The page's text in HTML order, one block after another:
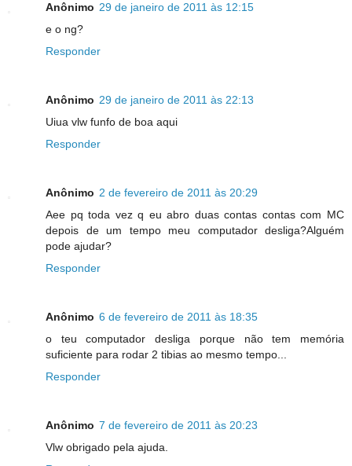
Anônimo 29 de janeiro de 2011 às 12:15
e o ng?
Responder
Anônimo 29 de janeiro de 2011 às 22:13
Uiua vlw funfo de boa aqui
Responder
Anônimo 2 de fevereiro de 2011 às 20:29
Aee pq toda vez q eu abro duas contas contas com MC
depois de um tempo meu computador desliga?Alguém
pode ajudar?
Responder
Anônimo 6 de fevereiro de 2011 às 18:35
o teu computador desliga porque não tem memória
suficiente para rodar 2 tibias ao mesmo tempo...
Responder
Anônimo 7 de fevereiro de 2011 às 20:23
Vlw obrigado pela ajuda.